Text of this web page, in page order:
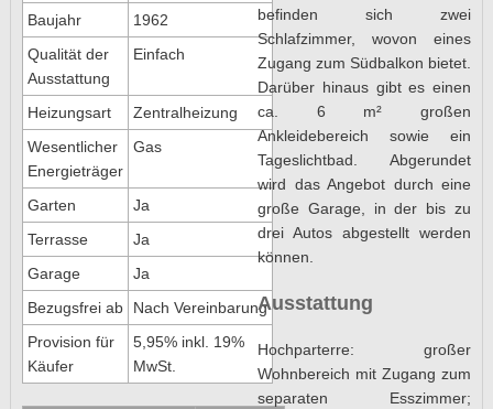
Baujahr
1962
Qualität der
Ausstattung
Einfach
Heizungsart
Zentralheizung
Wesentlicher
Energieträger
Gas
Garten
Ja
Terrasse
Ja
Garage
Ja
Bezugsfrei ab
Nach Vereinbarung
Provision für
Käufer
5,95% inkl. 19%
MwSt.
befinden sich zwei
Schlafzimmer, wovon eines
Zugang zum Südbalkon bietet.
Darüber hinaus gibt es einen
ca. 6 m² großen
Ankleidebereich sowie ein
Tageslichtbad. Abgerundet
wird das Angebot durch eine
große Garage, in der bis zu
drei Autos abgestellt werden
können.
Ausstattung
Hochparterre: großer
Wohnbereich mit Zugang zum
separaten Esszimmer;